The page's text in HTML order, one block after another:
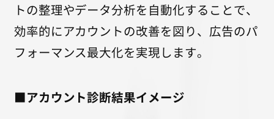
トの整理やデータ分析を自動化することで、
効率的にアカウントの改善を図り、広告のパ
フォーマンス最大化を実現します。
■アカウント診断結果イメージ